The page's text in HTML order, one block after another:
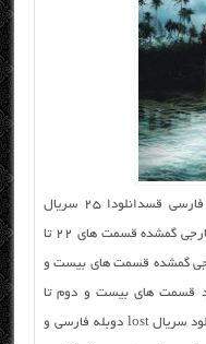
پایان فصل اول دوبله فارسی دانلود دوبله فارسی قسدانلودا ۲۵ سریال
خارجی گمشده (lost) دانلود رایگان سریال خارجی گمشده قسمت های ۲۲ تا
گمشده قسمت های بیست و
قسمت های بیست و دوم تا
بیست و پنجم سریال دوبله فارسی لاست دانلود سریال lost دوبله فارسی و